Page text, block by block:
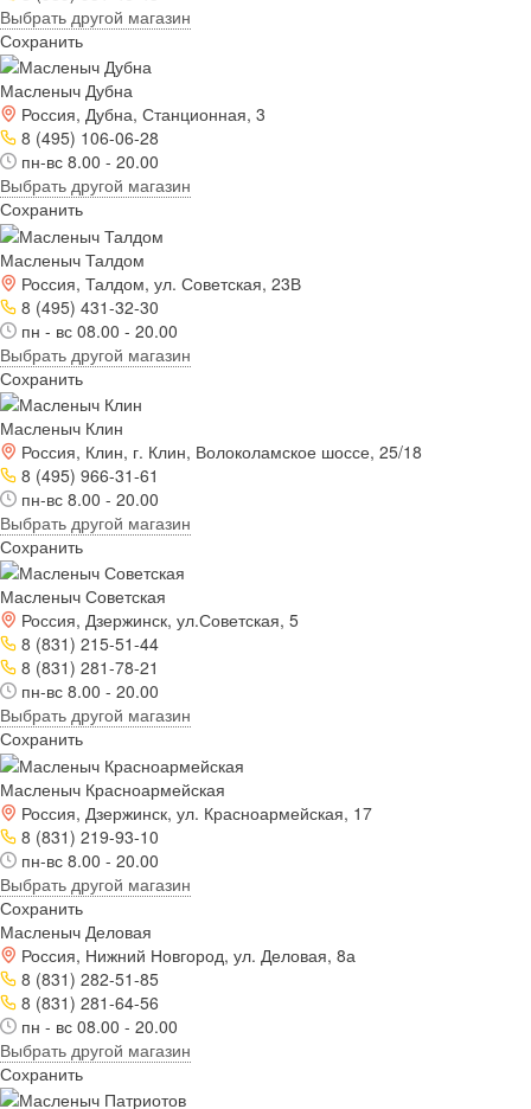
Выбрать другой магазин
Сохранить
Масленыч Дубна
Россия, Дубна, Станционная, 3
8 (495) 106-06-28
пн-вс 8.00 - 20.00
Выбрать другой магазин
Сохранить
Масленыч Талдом
Россия, Талдом, ул. Советская, 23В
8 (495) 431-32-30
пн - вс 08.00 - 20.00
Выбрать другой магазин
Сохранить
Масленыч Клин
Россия, Клин, г. Клин, Волоколамское шоссе, 25/18
8 (495) 966-31-61
пн-вс 8.00 - 20.00
Выбрать другой магазин
Сохранить
Масленыч Советская
Россия, Дзержинск, ул.Советская, 5
8 (831) 215-51-44
8 (831) 281-78-21
пн-вс 8.00 - 20.00
Выбрать другой магазин
Сохранить
Масленыч Красноармейская
Россия, Дзержинск, ул. Красноармейская, 17
8 (831) 219-93-10
пн-вс 8.00 - 20.00
Выбрать другой магазин
Сохранить
Масленыч Деловая
Россия, Нижний Новгород, ул. Деловая, 8а
8 (831) 282-51-85
8 (831) 281-64-56
пн - вс 08.00 - 20.00
Выбрать другой магазин
Сохранить